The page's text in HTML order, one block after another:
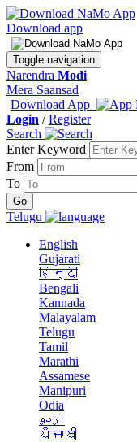
Download app
Toggle navigation
Narendra Modi
Mera Saansad
Download App
Login /Register
Search
Enter Keyword
From
To
Telugu
English
Gujarati
हिन्दी
Bengali
Kannada
Malayalam
Telugu
Tamil
Marathi
Assamese
Manipuri
Odia
اردو
ਪੰਜਾਬੀ